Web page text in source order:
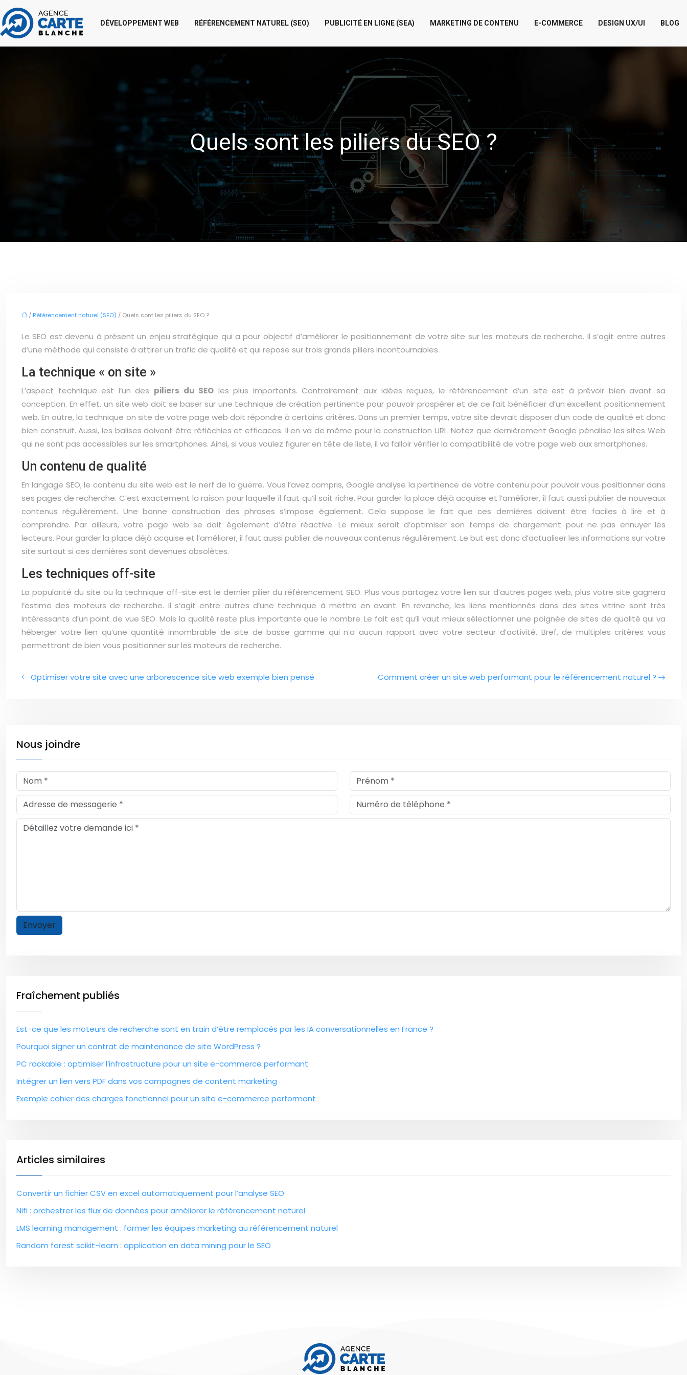
DÉVELOPPEMENT WEB RÉFÉRENCEMENT NATUREL (SEO) PUBLICITÉ EN LIGNE (SEA) MARKETING DE CONTENU E-COMMERCE DESIGN UX/UI BLOG
Quels sont les piliers du SEO ?
/ Référencement naturel (SEO) / Quels sont les piliers du SEO ?
Le SEO est devenu à présent un enjeu stratégique qui a pour objectif d’améliorer le positionnement de votre site sur les moteurs de recherche. Il s’agit entre autres
d’une méthode qui consiste à attirer un trafic de qualité et qui repose sur trois grands piliers incontournables.
La technique « on site »
L’aspect technique est l’un des piliers du SEO les plus importants. Contrairement aux idées reçues, le référencement d’un site est à prévoir bien avant sa
conception. En effet, un site web doit se baser sur une technique de création pertinente pour pouvoir prospérer et de ce fait bénéficier d’un excellent positionnement
web. En outre, la technique on site de votre page web doit répondre à certains critères. Dans un premier temps, votre site devrait disposer d’un code de qualité et donc
bien construit. Aussi, les balises doivent être réfléchies et efficaces. Il en va de même pour la construction URL. Notez que dernièrement Google pénalise les sites Web
qui ne sont pas accessibles sur les smartphones. Ainsi, si vous voulez figurer en tête de liste, il va falloir vérifier la compatibilité de votre page web aux smartphones.
Un contenu de qualité
En langage SEO, le contenu du site web est le nerf de la guerre. Vous l’avez compris, Google analyse la pertinence de votre contenu pour pouvoir vous positionner dans
ses pages de recherche. C’est exactement la raison pour laquelle il faut qu’il soit riche. Pour garder la place déjà acquise et l’améliorer, il faut aussi publier de nouveaux
contenus régulièrement. Une bonne construction des phrases s’impose également. Cela suppose le fait que ces dernières doivent être faciles à lire et à
comprendre. Par ailleurs, votre page web se doit également d’être réactive. Le mieux serait d’optimiser son temps de chargement pour ne pas ennuyer les
lecteurs. Pour garder la place déjà acquise et l’améliorer, il faut aussi publier de nouveaux contenus régulièrement. Le but est donc d’actualiser les informations sur votre
site surtout si ces dernières sont devenues obsolètes.
Les techniques off-site
La popularité du site ou la technique off-site est le dernier pilier du référencement SEO. Plus vous partagez votre lien sur d’autres pages web, plus votre site gagnera
l’estime des moteurs de recherche. Il s’agit entre autres d’une technique à mettre en avant. En revanche, les liens mentionnés dans des sites vitrine sont très
intéressants d’un point de vue SEO. Mais la qualité reste plus importante que le nombre. Le fait est qu’il vaut mieux sélectionner une poignée de sites de qualité qui va
héberger votre lien qu’une quantité innombrable de site de basse gamme qui n’a aucun rapport avec votre secteur d’activité. Bref, de multiples critères vous
permettront de bien vous positionner sur les moteurs de recherche.
Optimiser votre site avec une arborescence site web exemple bien pensé Comment créer un site web performant pour le référencement naturel ?
Nous joindre
Fraîchement publiés
Est-ce que les moteurs de recherche sont en train d’être remplacés par les IA conversationnelles en France ?
Pourquoi signer un contrat de maintenance de site WordPress ?
PC rackable : optimiser l’infrastructure pour un site e-commerce performant
Intégrer un lien vers PDF dans vos campagnes de content marketing
Exemple cahier des charges fonctionnel pour un site e-commerce performant
Articles similaires
Convertir un fichier CSV en excel automatiquement pour l’analyse SEO
Nifi : orchestrer les flux de données pour améliorer le référencement naturel
LMS learning management : former les équipes marketing au référencement naturel
Random forest scikit-learn : application en data mining pour le SEO